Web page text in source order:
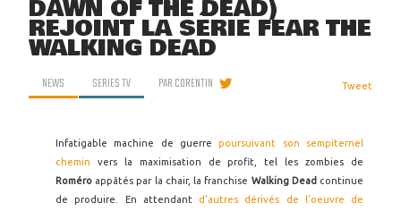
DAWN OF THE DEAD)
REJOINT LA SÉRIE FEAR THE
WALKING DEAD
NEWS SERIES TV PARCORENTIN Tweet
Infatigable machine de guerrepoursuivant son sempiternel
chemin vers la maximisation de profit, tel les zombies de
Roméro appâtés par la chair, la franchise Walking Dead continue
de produire. En attendant d'autres dérivés de l'oeuvre de